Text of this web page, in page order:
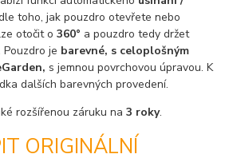
toho, jak pouzdro otevřete nebo
otočit o360° a pouzdro tedy držet
je barevné, s celoplošným
s jemnou povrchovou úpravou. K
dalších barevných provedení.
rozšířenou záruku na3 roky.
ORIGINÁLNÍ